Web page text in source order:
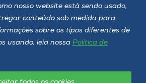
nosso website está sendo usado,
conteúdo sob medida para
sobre os tipos diferentes de
usando, leia nossa Política de